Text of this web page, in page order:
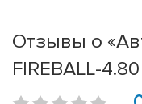
Отзывы о
FIREBALL-